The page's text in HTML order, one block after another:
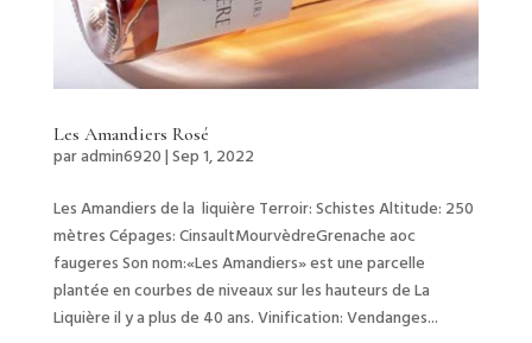
Les Amandiers Rosé
paradmin6920 | Sep 1, 2022
Les Amandiers de la liquière Terroir: Schistes Altitude: 250
mètres Cépages: CinsaultMourvèdreGrenache aoc
faugeres Son nom:«Les Amandiers» est une parcelle
plantée en courbes de niveaux sur les hauteurs de La
Liquière il y a plus de 40 ans. Vinification: Vendanges...